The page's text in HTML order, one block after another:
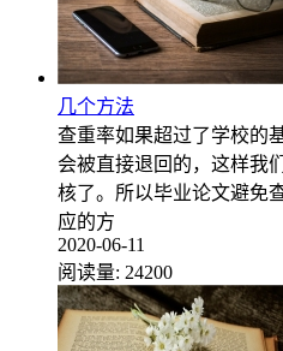
几个方法
查重率如果超过了学校的
会被直接退回的，这样我
核了。所以毕业论文避免
应的方
2020-06-11
阅读量: 24200